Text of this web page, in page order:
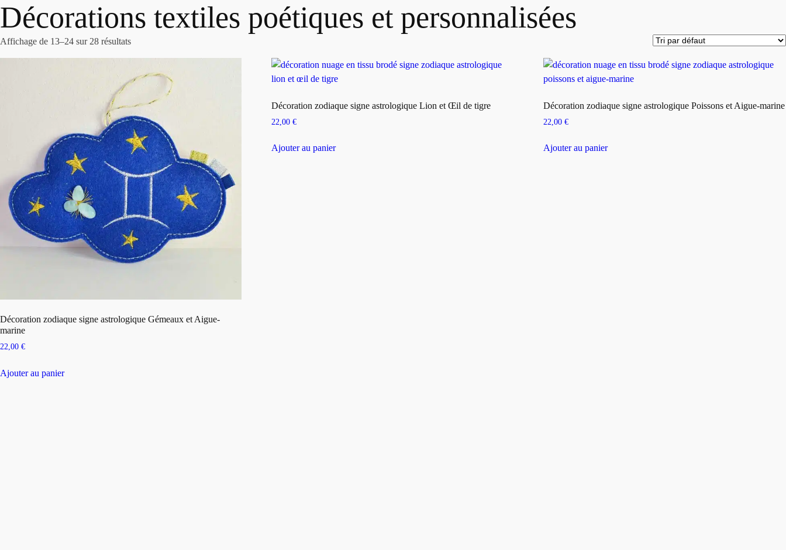
Décorations textiles poétiques et personnalisées
Affichage de 13–24 sur 28 résultats
Décoration zodiaque signe astrologique Gémeaux et Aigue-
marine
22,00 €
Ajouter au panier
Décoration zodiaque signe astrologique Lion et Œil de tigre
22,00€
Ajouter au panier
Décoration zodiaque signe astrologique Poissons et Aigue-marine
22,00 €
Ajouter au panier